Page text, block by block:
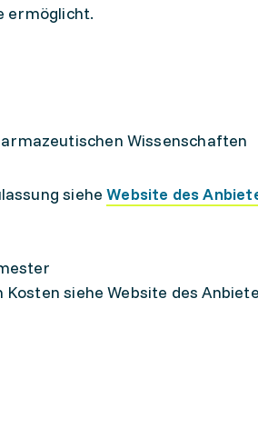
ermöglicht.
Wissenschaften
sieheWebsite des
siehe Website des